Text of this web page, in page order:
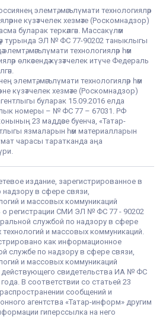
элемтә, мәгълүмати технологияләр
күзәтчелек хезмәте (Роскомнадзор)
буларак теркәлгән. Массакүләм
турында ЭЛ № ФС 77-90202 таныклыгы
мәгълүмати технологияләр һәм
өлкәсендә күзәтчелек итүче Федераль
элемтә, мәгълүмати технологияләр һәм
күзәтчелек хезмәте (Роскомнадзор)
буларак 15.09.2016 елда
номеры – № ФС 77 – 67031. РФ
23 маддәсе буенча, «Татар-
язмаларын һәм материалларын
чарасы таратканда аңа
издание, зарегистрированное в
в сфере связи,
и массовых коммуникаций
о регистрации СМИ ЭЛ № ФС 77 - 90202
службой по надзору в сфере
и массовых коммуникаций.
как информационное
службе по надзору в сфере связи,
и массовых коммуникаций
свидетельства ИА № ФС
В соответствии со статьей 23
сообщений и
агентства «Татар-информ» другим
гиперссылка на него